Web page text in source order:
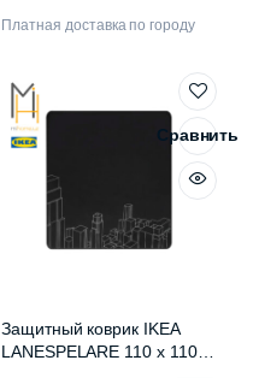
Платная доставка по городу
Сравнить
Защитный коврик IKEA
LANESPELARE 110 x 110